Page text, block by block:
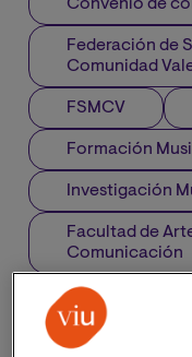
Convenio de
Federación de
Comunidad
FSMCV
Formación
Investigación
Facultad de
Comunicación